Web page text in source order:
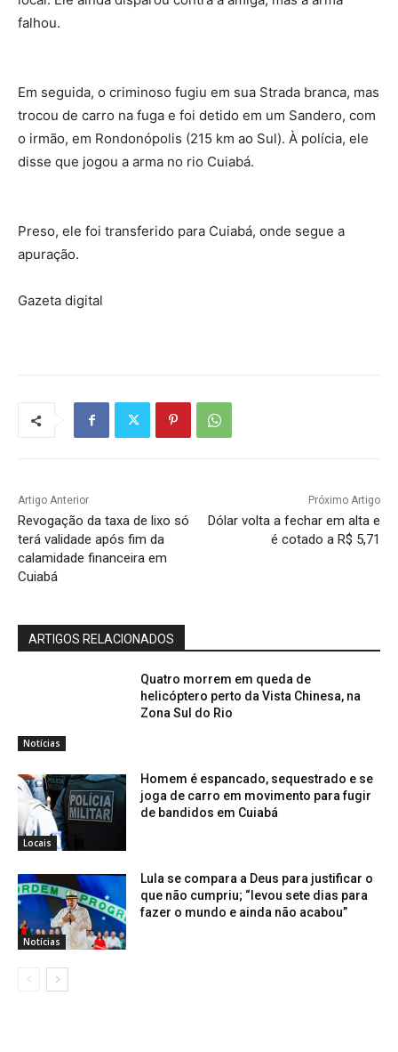
falhou.
Em seguida, o criminoso fugiu em sua Strada branca, mas
trocou de carro na fuga e foi detido em um Sandero, com
o irmão, em Rondonópolis (215 km ao Sul). À polícia, ele
disse que jogou a arma no rio Cuiabá.
Preso, ele foi transferido para Cuiabá, onde segue a
apuração.
Gazeta digital
Artigo Anterior
Revogação da taxa de lixo só
terá validade após fim da
calamidade financeira em
Cuiabá
Próximo Artigo
Dólar volta a fechar em alta e
é cotado a R$ 5,71
ARTIGOS RELACIONADOS
Notícias
Quatro morrem em queda de
helicóptero perto da Vista Chinesa, na
Zona Sul do Rio
Locais
Homem é espancado, sequestrado e se
joga de carro em movimento para fugir
de bandidos em Cuiabá
Notícias
Lula se compara a Deus para justificar o
que não cumpriu; “levou sete dias para
fazer o mundo e ainda não acabou”